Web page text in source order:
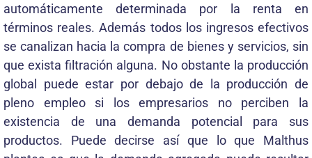
automáticamente determinada por la renta en
términos reales. Además todos los ingresos efectivos
se canalizan hacia la compra de bienes y servicios, sin
que exista filtración alguna. No obstante la producción
global puede estar por debajo de la producción de
pleno empleo si los empresarios no perciben la
existencia de una demanda potencial para sus
productos. Puede decirse así que lo que Malthus